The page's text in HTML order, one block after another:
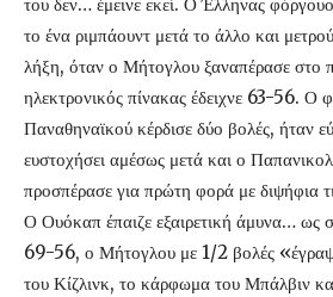
το ένα ριμπάουντ μετά το άλλο και
λήξη, όταν ο Μήτογλου ξαναπέρασε στο
ηλεκτρονικός πίνακας έδειχνε 63-56. Ο
Παναθηναϊκού κέρδισε δύο βολές, ήταν
ευστοχήσει αμέσως μετά και ο
προσπέρασε για πρώτη φορά με διψήφια
Ο Ουόκαπ έπαιζε εξαιρετική άμυνα… ως
69-56, ο Μήτογλου με 1/2 βολές
του Κίζλινκ, το κάρφωμα του Μπάλβιν